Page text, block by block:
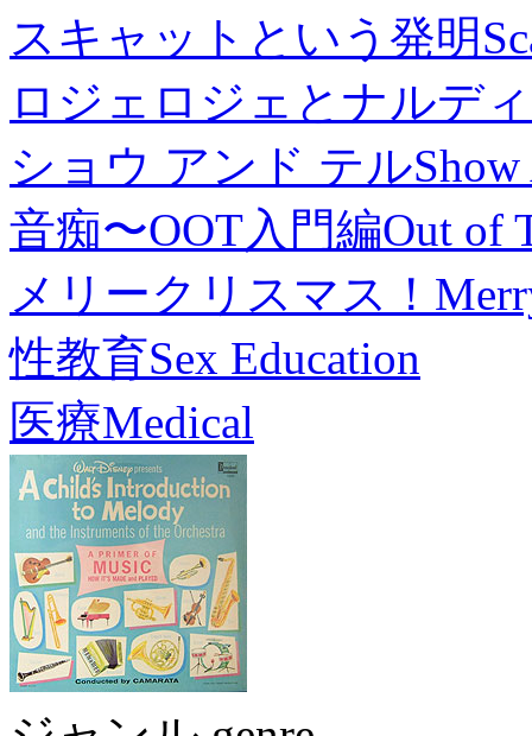
スキャットという発明
ロジェロジェとナルデ
ショウ アンド テル
音痴〜OOT入門編Out of
メリークリスマス！
性教育Sex Education
医療Medical